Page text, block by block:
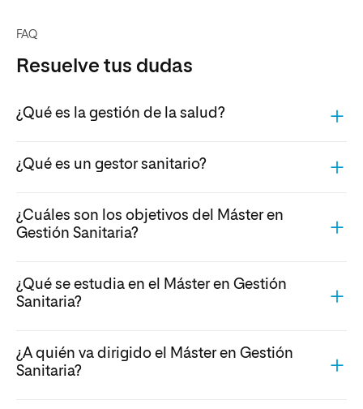
FAQ
Resuelve tus dudas
¿Qué es la gestión de la salud?
¿Qué es un gestor sanitario?
¿Cuáles son los objetivos del Máster en
Gestión Sanitaria?
¿Qué se estudia en el Máster en Gestión
Sanitaria?
¿A quién va dirigido el Máster en Gestión
Sanitaria?